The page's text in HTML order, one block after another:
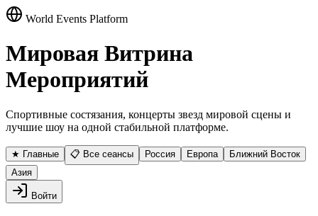
World Events Platform
Мировая Витрина
Мероприятий
Спортивные состязания, концерты звезд мировой сцены и
лучшие шоу на одной стабильной платформе.
★ Главные 📋 Все сеансы Россия Европа
Ближний Восток
Азия
Войти